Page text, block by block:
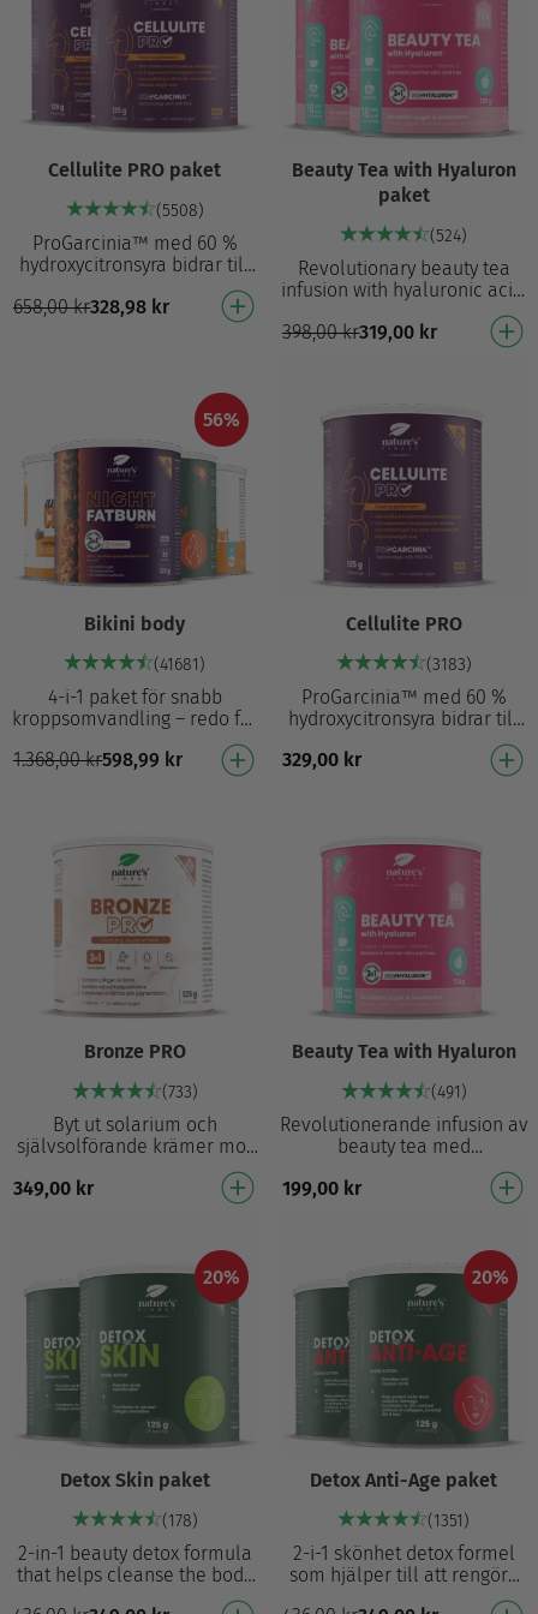
Cellulite PRO paket
(5508)
ProGarcinia™ med 60 %
hydroxycitronsyra bidrar till
att minska fettansamlingar² i
kroppen Hjälper till att
658,00kr328,98 kr
Beauty Tea with Hyaluron
paket
(524)
Revolutionary beauty tea
infusion with hyaluronic acid,
D-biotin and vitamin C Helps
to nourish skin, maintain
398,00kr319,00 kr
56%
Bikini body
(41681)
4-i-1 paket för snabb
kroppsomvandling – redo för
stranden! För viktminskning²,
cellulitreducering⁶ och
1.368,00kr598,99 kr
Cellulite PRO
(3183)
ProGarcinia™ med 60 %
hydroxycitronsyra bidrar till
att minska fettansamlingar² i
kroppen Hjälper till att
329,00 kr
Bronze PRO
(733)
Byt ut solarium och
självsolförande krämer mot
en bronserande formel som
verkar inifrån Kosttillskott för
349,00 kr
Beauty Tea with Hyaluron
(491)
Revolutionerande infusion av
beauty tea med
hyaluronsyra, D-biotin och C-
vitamin Bidrar till att ge
199,00 kr
20%
Detox Skin paket
(178)
2-in-1 beauty detox formula
that helps cleanse the body
20%
Detox Anti-Age paket
(1351)
2-i-1 skönhet detox formel
som hjälper till att rengöra
kroppen och förhindra för